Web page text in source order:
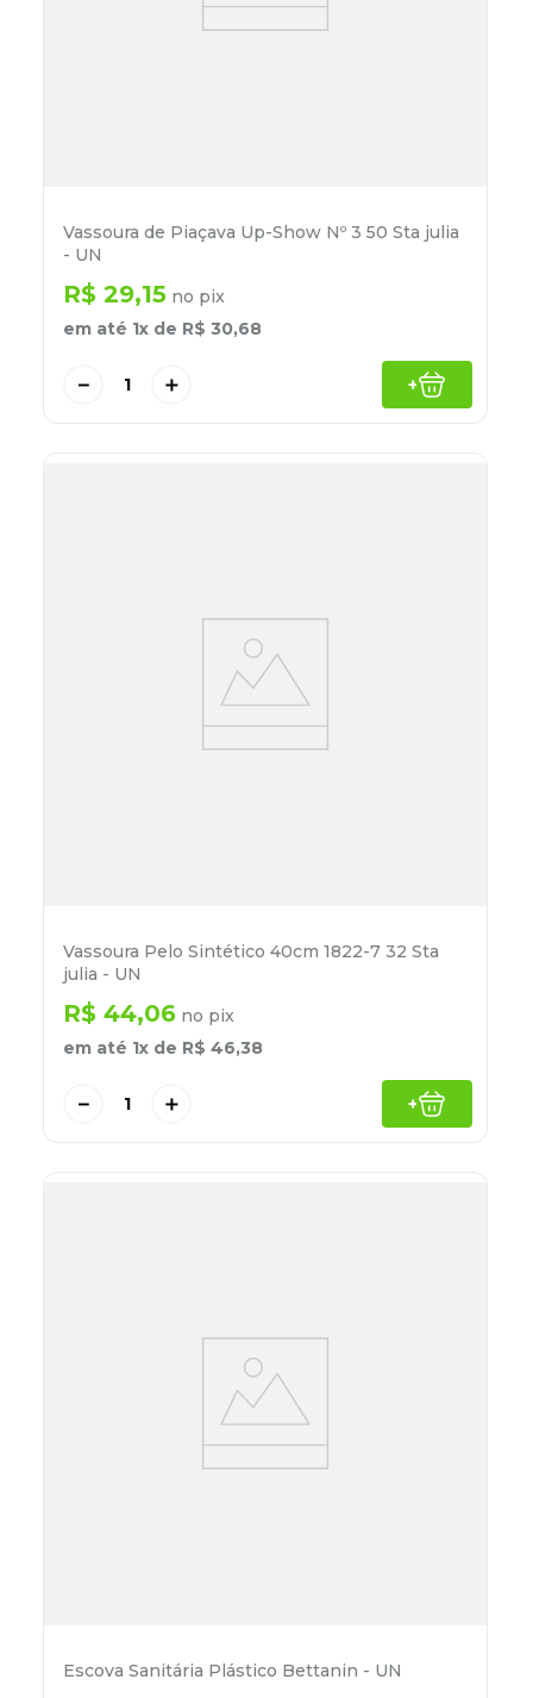
Vassoura de Piaçava Up-Show Nº 3 50 Sta julia
- UN
R$ 29,15 no pix
em até 1x de R$ 30,68
＋
－ +
Vassoura Pelo Sintético 40cm 1822-7 32 Sta
julia - UN
R$ 44,06 no pix
em até 1x de R$ 46,38
＋
－ +
Escova Sanitária Plástico Bettanin - UN